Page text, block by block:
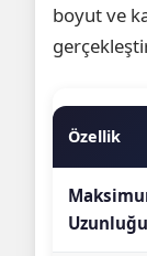
boyut ve
Özellik
Uzunluğu